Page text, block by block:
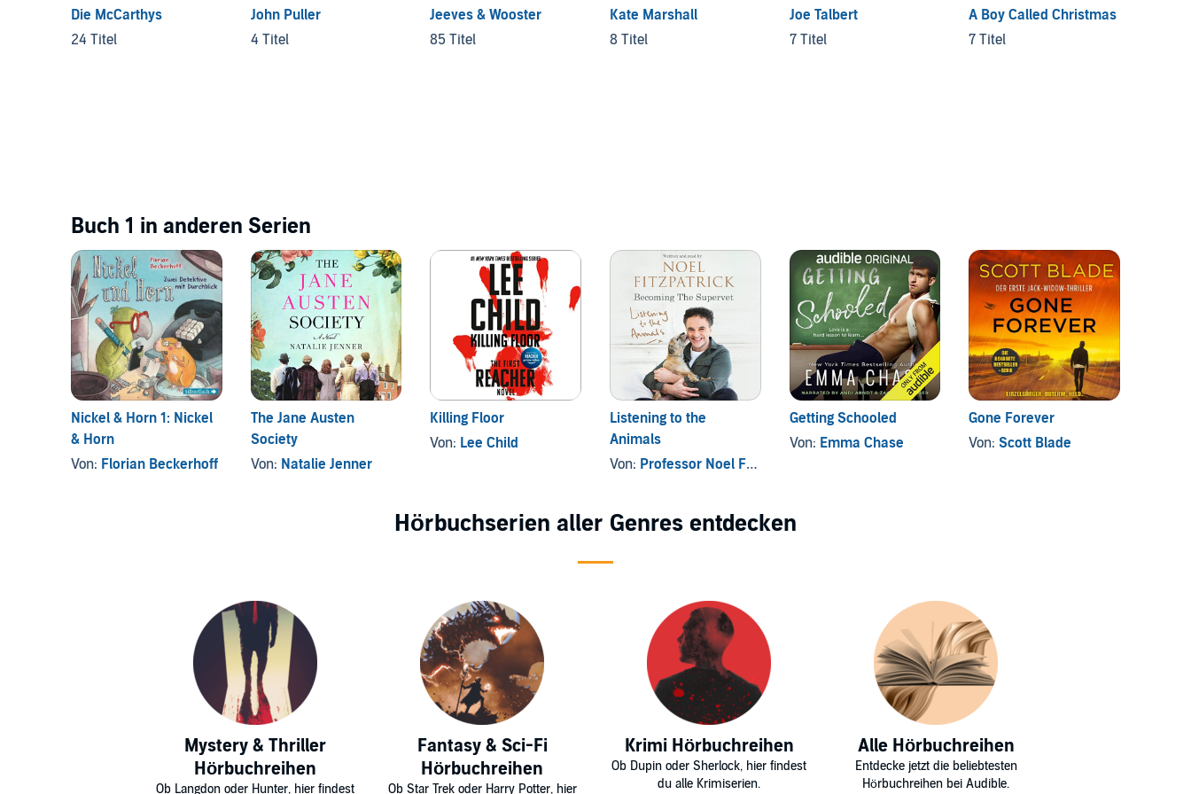
Die McCarthys
24 Titel
John Puller
4 Titel
Jeeves & Wooster
85 Titel
Kate Marshall
8 Titel
Joe Talbert
7 Titel
A Boy Called Christmas
7 Titel
Buch 1 in anderen Serien
Nickel & Horn 1: Nickel
& Horn
Von: Florian Beckerhoff
The Jane Austen
Society
Von: Natalie Jenner
Killing Floor
Von: Lee Child
Listening to the
Animals
Von: Professor Noel Fitzpatrick
Getting Schooled
Von: Emma Chase
Gone Forever
Von:Scott Blade
Hörbuchserien aller Genres entdecken
Mystery & Thriller
Hörbuchreihen
Ob Langdon oder Hunter, hier findest
Fantasy & Sci-Fi
Hörbuchreihen
Ob Star Trek oder Harry Potter, hier
Krimi Hörbuchreihen
Ob Dupin oder Sherlock, hier findest
du alle Krimiserien.
Alle Hörbuchreihen
Entdecke jetzt die beliebtesten
Hörbuchreihen bei Audible.